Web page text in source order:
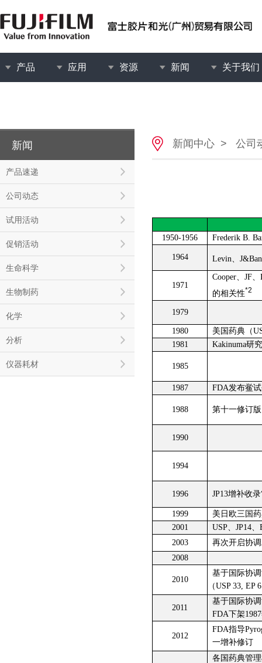
产品 应用 资源 新闻 关于我们
新闻
产品速递
公司动态
试用活动
促销活动
生命科学
生物制药
化学
分析
仪器耗材
新闻中心 > 公司
1950-1956 Frederik B.
1964 Levin、
1971
Cooper、JF
的相关性*2
1979
1980
美国药典（
1981
Kakinuma研
1985
1987 FDA发布鲎
1988 第十一修订
1990
1994
1996 JP13增补收
1999
美日欧三国
2001
USP、JP14
2003
再次开启协
2008
2010
基于国际协
（USP 33, EP
2011
基于国际协
FDA下架
2012
FDA指导
一增补修订
各国药典管